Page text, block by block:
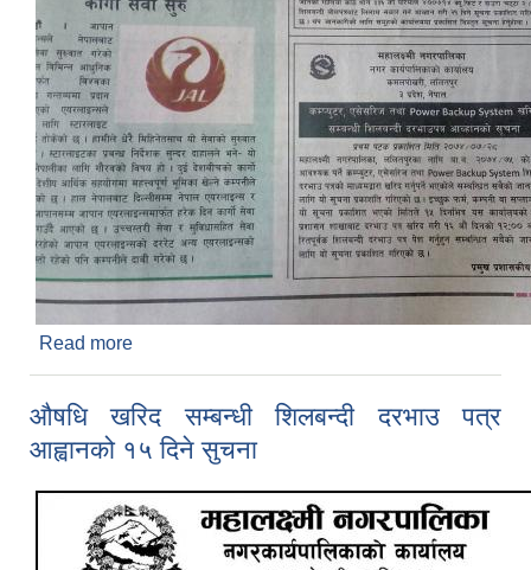
Read more
औषधि खरिद सम्बन्धी शिलबन्दी दरभाउ पत्र
आह्वानको १५ दिने सुचना